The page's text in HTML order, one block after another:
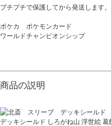
プチプチで保護してから発送します。
ポケカ ポケモンカード
ワールドチャンピオンシップ
商品の説明
デッキシールド しろがね山 浮世絵 葛